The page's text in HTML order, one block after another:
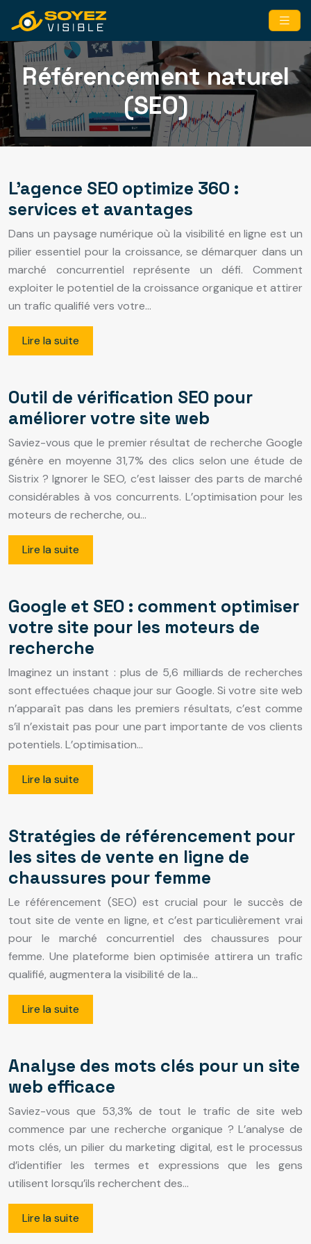
Référencement naturel
(SEO)
L’agence SEO optimize 360 :
services et avantages
Dans un paysage numérique où la visibilité en ligne est un
pilier essentiel pour la croissance, se démarquer dans un
marché concurrentiel représente un défi. Comment
exploiter le potentiel de la croissance organique et attirer
un trafic qualifié vers votre…
Lire la suite
Outil de vérification SEO pour
améliorer votre site web
Saviez-vous que le premier résultat de recherche Google
génère en moyenne 31,7% des clics selon une étude de
Sistrix ? Ignorer le SEO, c’est laisser des parts de marché
considérables à vos concurrents. L’optimisation pour les
moteurs de recherche, ou…
Lire la suite
Google et SEO : comment optimiser
votre site pour les moteurs de
recherche
Imaginez un instant : plus de 5,6 milliards de recherches
sont effectuées chaque jour sur Google. Si votre site web
n’apparaît pas dans les premiers résultats, c’est comme
s’il n’existait pas pour une part importante de vos clients
potentiels. L’optimisation…
Lire la suite
Stratégies de référencement pour
les sites de vente en ligne de
chaussures pour femme
Le référencement (SEO) est crucial pour le succès de
tout site de vente en ligne, et c’est particulièrement vrai
pour le marché concurrentiel des chaussures pour
femme. Une plateforme bien optimisée attirera un trafic
qualifié, augmentera la visibilité de la…
Lire la suite
Analyse des mots clés pour un site
web efficace
Saviez-vous que 53,3% de tout le trafic de site web
commence par une recherche organique ? L’analyse de
mots clés, un pilier du marketing digital, est le processus
d’identifier les termes et expressions que les gens
utilisent lorsqu’ils recherchent des…
Lire la suite